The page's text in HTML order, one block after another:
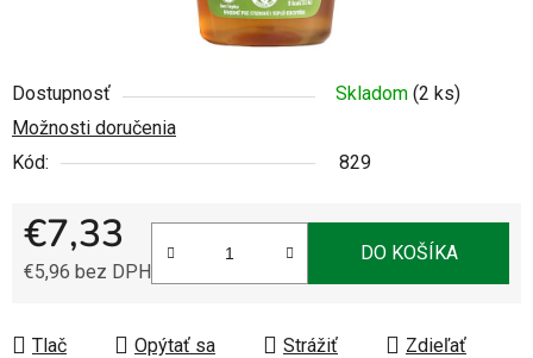
Dostupnosť Skladom (2 ks)
Možnosti doručenia
Kód:
829
€7,33
€5,96 bez DPH
DO KOŠÍKA
Tlač Opýtať sa Strážiť Zdieľať